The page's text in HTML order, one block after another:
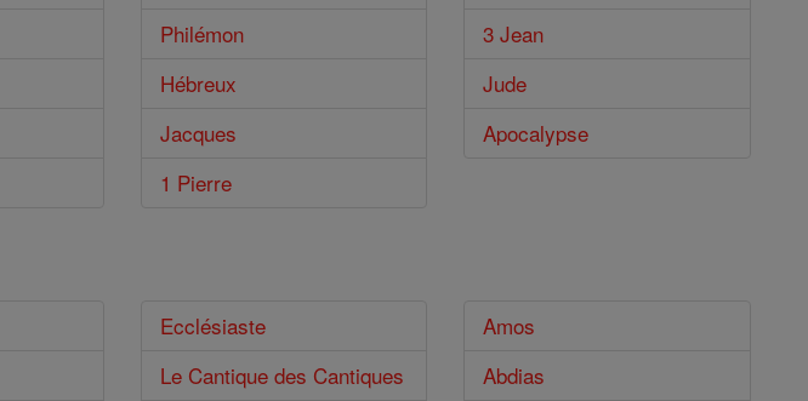
Philémon
Hébreux
Jacques
1 Pierre
3 Jean
Jude
Apocalypse
Ecclésiaste
Le Cantique des Cantiques
Amos
Abdias